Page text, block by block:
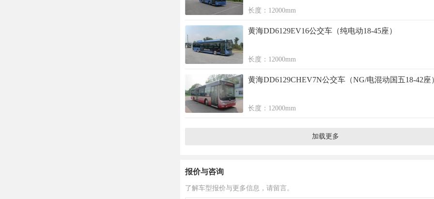
长度：12000mm
黄海DD6129EV16公交车（纯电动18-45座）
长度：12000mm
黄海DD6129CHEV7N公交车（NG/电混动国五18-42座
长度：12000mm
加载更多
报价与咨询
了解车型报价与更多信息，请留言。